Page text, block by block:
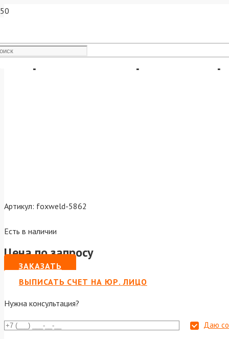
Сварочный аппарат
Артикул: foxweld-5862
Есть в наличии
Цена по запросу
ЗАКАЗАТЬ
ВЫПИСАТЬ СЧЕТ НА ЮР. ЛИЦО
Нужна консультация?
Даю